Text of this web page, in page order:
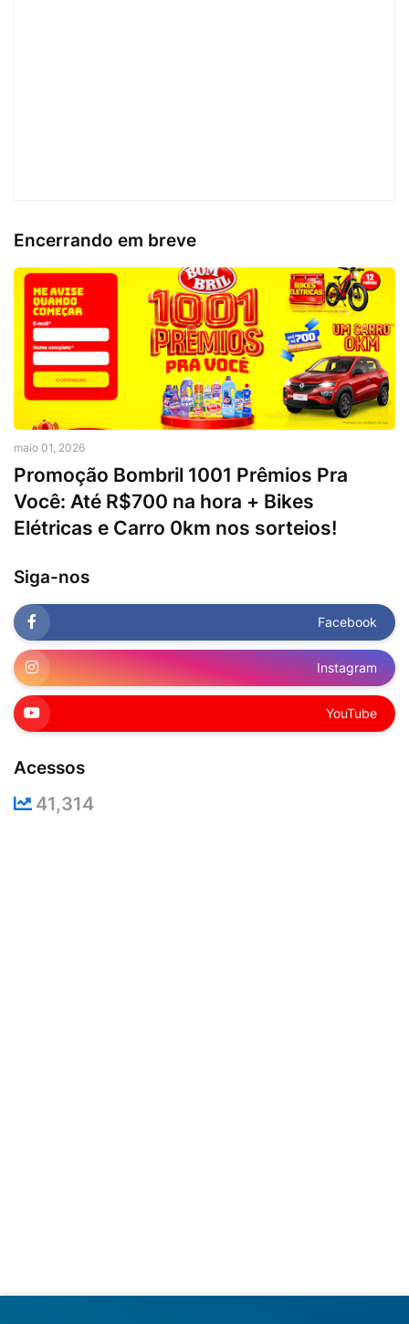
Encerrando em breve
maio 01, 2026
Promoção Bombril 1001 Prêmios Pra
Você: Até R$700 na hora + Bikes
Elétricas e Carro 0km nos sorteios!
Siga-nos
Facebook
Instagram
YouTube
Acessos
41,314